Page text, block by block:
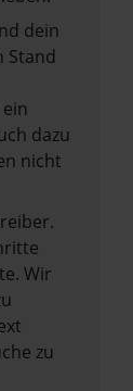
dein
Stand
dazu
nicht
Wir
zu